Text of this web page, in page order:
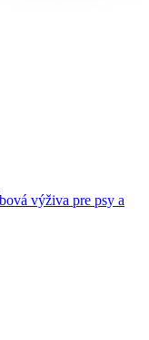
výživa pre psy a